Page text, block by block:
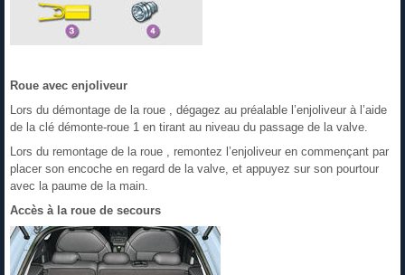
Roue avec enjoliveur
Lors du démontage de la roue , dégagez au préalable l’enjoliveur à l’aide
de la clé démonte-roue 1 en tirant au niveau du passage de la valve.
Lors du remontage de la roue , remontez l’enjoliveur en commençant par
placer son encoche en regard de la valve, et appuyez sur son pourtour
avec la paume de la main.
Accès à la roue de secours